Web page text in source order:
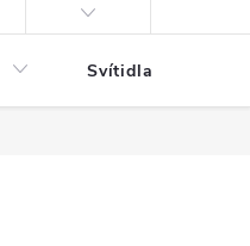
Svítidla a zdroje